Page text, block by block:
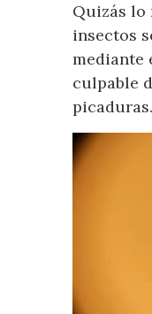
Quizás lo
insectos
mediante
culpable